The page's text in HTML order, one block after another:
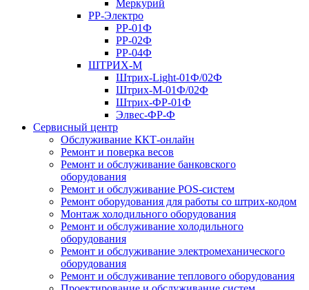
Меркурий
РР-Электро
РР-01Ф
РР-02Ф
РР-04Ф
ШТРИХ-М
Штрих-Light-01Ф/02Ф
Штрих-М-01Ф/02Ф
Штрих-ФР-01Ф
Элвес-ФР-Ф
Сервисный центр
Обслуживание ККТ-онлайн
Ремонт и поверка весов
Ремонт и обслуживание банковского
оборудования
Ремонт и обслуживание POS-систем
Ремонт оборудования для работы со штрих-кодом
Монтаж холодильного оборудования
Ремонт и обслуживание холодильного
оборудования
Ремонт и обслуживание электромеханического
оборудования
Ремонт и обслуживание теплового оборудования